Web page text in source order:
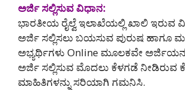
ಅರ್ಜಿ ಸಲ್ಲಿಸುವ ವಿಧಾನ:
ಭಾರತೀಯ ರೈಲ್ವೆ ಇಲಾಖೆಯಲ್ಲಿ ಖಾಲಿ ಇರುವ
ಅರ್ಜಿ ಸಲ್ಲಿಸಲು ಬಯಸುವ ಪುರುಷ ಹಾಗೂ
ಅಭ್ಯರ್ಥಿಗಳು Online ಮೂಲಕವೇ
ಅರ್ಜಿ ಸಲ್ಲಿಸುವ ಮೊದಲು ಕೆಳಗಡೆ ನೀಡಿರುವ
ಮಾಹಿತಿಗಳನ್ನು ಸರಿಯಾಗಿ ಗಮನಿಸಿ.